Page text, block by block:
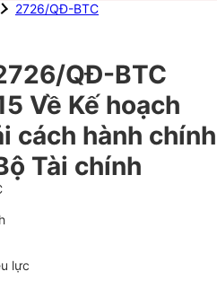
2726/QĐ-BTC
QĐ-BTC
Về Kế hoạch
cách hành chính
Tài chính
lực